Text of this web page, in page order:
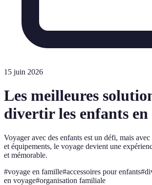
15 juin 2026
Les meilleures
divertir les enfants en
Voyager avec des enfants est un défi, mais avec
et équipements, le voyage devient une
et mémorable.
#voyage en famille#accessoires pour enfants#
en voyage#organisation familiale